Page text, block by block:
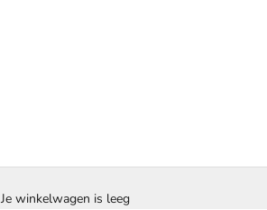
Je winkelwagen is leeg